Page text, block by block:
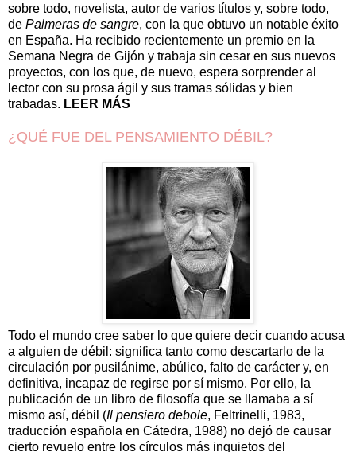
sobre todo, novelista, autor de varios títulos y, sobre todo,
de Palmeras de sangre, con la que obtuvo un notable éxito
en España. Ha recibido recientemente un premio en la
Semana Negra de Gijón y trabaja sin cesar en sus nuevos
proyectos, con los que, de nuevo, espera sorprender al
lector con su prosa ágil y sus tramas sólidas y bien
trabadas. LEER MÁS
¿QUÉ FUE DEL PENSAMIENTO DÉBIL?
Todo el mundo cree saber lo que quiere decir cuando acusa
a alguien de débil: significa tanto como descartarlo de la
circulación por pusilánime, abúlico, falto de carácter y, en
definitiva, incapaz de regirse por sí mismo. Por ello, la
publicación de un libro de filosofía que se llamaba a sí
mismo así, débil (Il pensiero debole, Feltrinelli, 1983,
traducción española en Cátedra, 1988) no dejó de causar
cierto revuelo entre los círculos más inquietos del